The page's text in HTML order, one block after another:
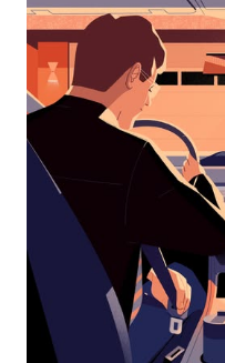
выбрать
дату.
Чтобы
закрыть
календарь,
нажмите
Esc.